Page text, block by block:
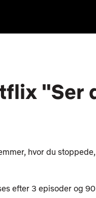
"Ser
hvor du
efter 3 episoder og